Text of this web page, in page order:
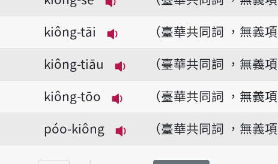
播放音讀kiông-sè
kiông-tāi
播放音讀kiông-tāi
（臺華共同詞 ，無義項
kiông-tiāu
播放音讀kiông-tiāu
（臺華共同詞 ，無義項
kiông-tōo
播放音讀kiông-tōo
（臺華共同詞 ，無義項
póo-kiông
播放音讀póo-kiông
（臺華共同詞 ，無義項